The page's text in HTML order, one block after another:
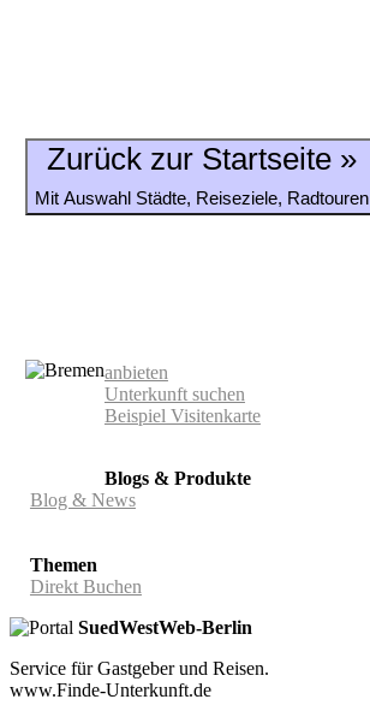
Zurück zur Startseite »
Mit Auswahl Städte, Reiseziele, Radtouren
anbieten
Unterkunft suchen
Beispiel Visitenkarte
Blogs & Produkte
Blog & News
Themen
Direkt Buchen
SuedWestWeb-Berlin
Service für Gastgeber und Reisen.
www.Finde-Unterkunft.de